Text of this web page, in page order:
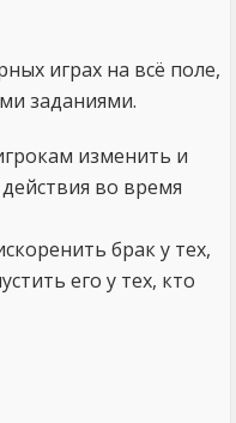
играх на всё поле,
заданиями.
изменить и
во время
брак у тех,
его у тех, кто